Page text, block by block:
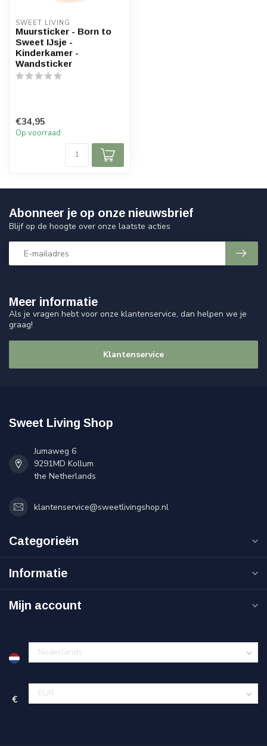
SWEET LIVING
Muursticker - Born to
Sweet IJsje -
Kinderkamer -
Wandsticker
€34,95
Op voorraad
Meer informatie
Als je vragen hebt voor onze klantenservice, dan helpen we je
graag!
Klantenservice
Abonneer je op onze nieuwsbrief
Blijf op de hoogte over onze laatste acties
Sweet Living Shop
Jumaweg 6
9291MD Kollum
the Netherlands
klantenservice@sweetlivingshop.nl
Categorieën
Informatie
Mijn account
€